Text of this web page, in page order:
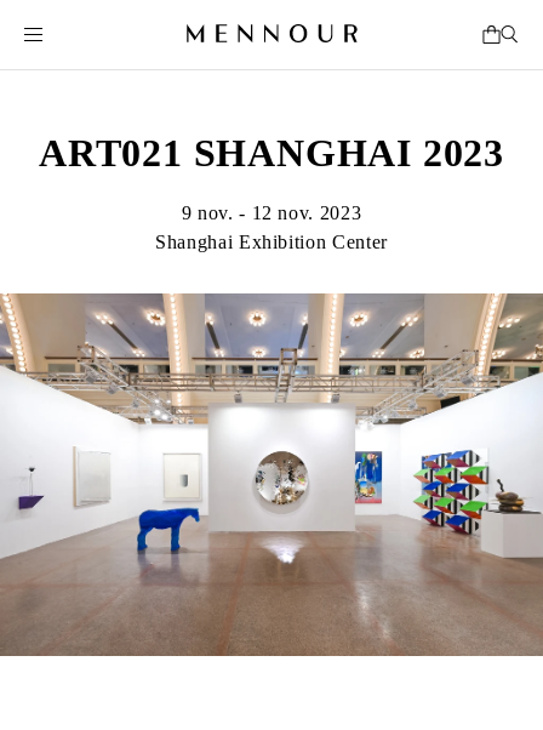
ART021 SHANGHAI 2023
9 nov. - 12 nov. 2023
Shanghai Exhibition Center